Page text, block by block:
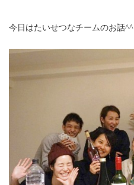
今日はたいせつなチームのお話^^